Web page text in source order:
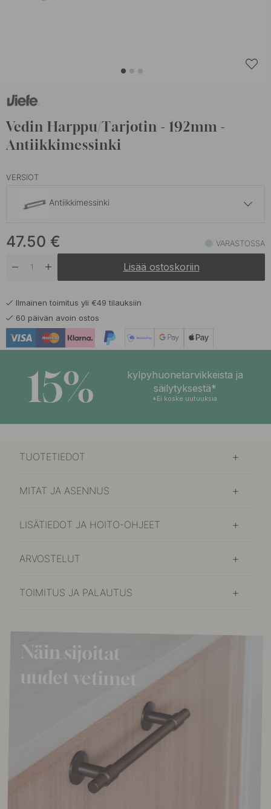
Vedin Harppu/Tarjotin - 192mm -
Antiikkimessinki
VERSIOT
Antiikkimessinki
Harjattu Messinki Varastossa
Varastossa
Ruostumaton Terässävy
47.50 € VARASTOSSA
Lisää ostoskoriin
Ilmainen toimitus yli €49 tilauksiin
60 päivän avoin ostos
15%
kylpyhuonetarvikkeista ja
säilytyksestä*
*Ei koske uutuuksia
TUOTETIEDOT
MITAT JA ASENNUS
LISÄTIEDOT JA HOITO-OHJEET
ARVOSTELUT
TOIMITUS JA PALAUTUS